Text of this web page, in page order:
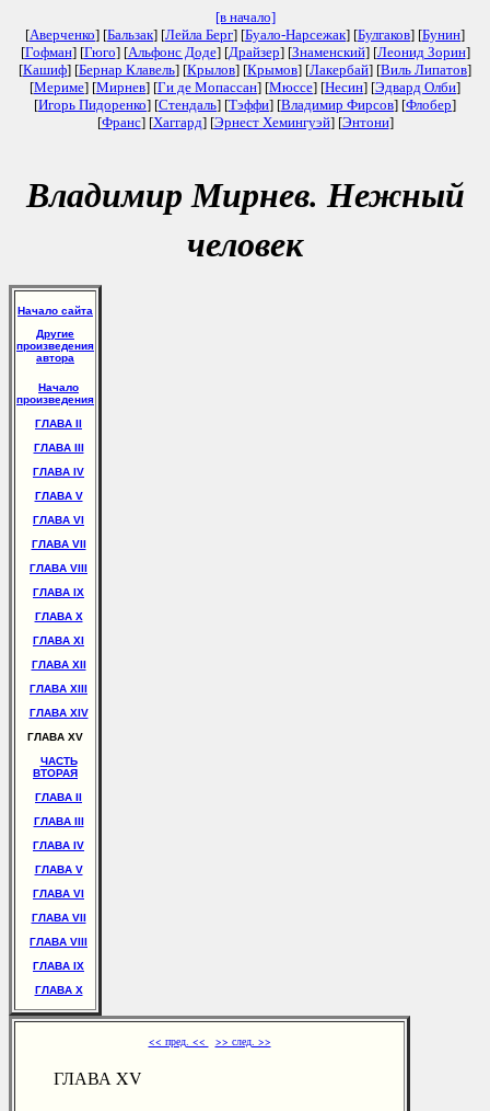
[в начало]
[Аверченко] [Бальзак] [Лейла Берг] [Буало-Нарсежак] [Булгаков] [Бунин]
[Гофман] [Гюго] [Альфонс Доде] [Драйзер] [Знаменский] [Леонид Зорин]
[Кашиф] [Бернар Клавель] [Крылов] [Крымов] [Лакербай] [Виль Липатов]
[Мериме] [Мирнев] [Ги де Мопассан] [Мюссе] [Несин] [Эдвард Олби]
[Игорь Пидоренко] [Стендаль] [Тэффи] [Владимир Фирсов] [Флобер]
[Франс] [Хаггард] [Эрнест Хемингуэй] [Энтони]
Владимир Мирнев. Нежный
человек
Начало сайта
Другие
произведения
автора
Начало
произведения
ГЛАВА II
ГЛАВА III
ГЛАВА IV
ГЛАВА V
ГЛАВА VI
ГЛАВА VII
ГЛАВА VIII
ГЛАВА IX
ГЛАВА X
ГЛАВА XI
ГЛАВА XII
ГЛАВА XIII
ГЛАВА XIV
ГЛАВА XV
ЧАСТЬ
ВТОРАЯ
ГЛАВА II
ГЛАВА III
ГЛАВА IV
ГЛАВА V
ГЛАВА VI
ГЛАВА VII
ГЛАВА VIII
ГЛАВА IX
ГЛАВА X
<< пред. << >> след. >>
ГЛАВА XV